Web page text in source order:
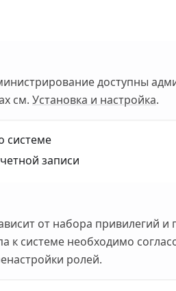
доступны
см. Установка и настройка.
системе
записи
от набора привилегий и
к системе необходимо
ролей.